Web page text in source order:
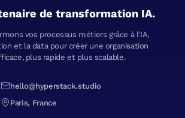
de transformation IA.
vos processus métiers grâce à l’IA,
et la data pour créer une organisation
plus rapide et plus scalable.
hello@hyperstack.studio
Paris, France